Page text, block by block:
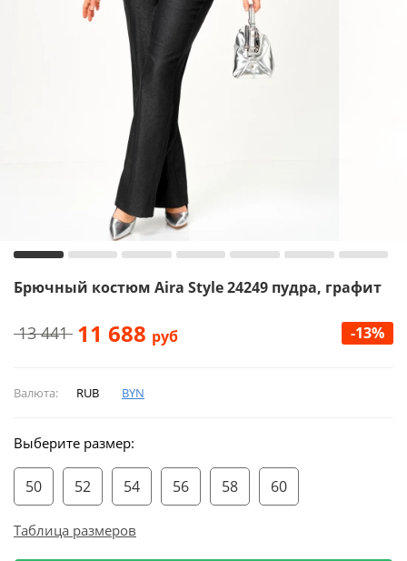
Брючный костюм Aira Style 24249 пудра, графит
13 441 11 688 руб -13%
Валюта: RUB BYN
Выберите размер:
50 52 54 56 58 60
Таблица размеров